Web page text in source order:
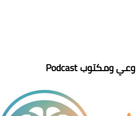
وعي ومكتوب Podcast